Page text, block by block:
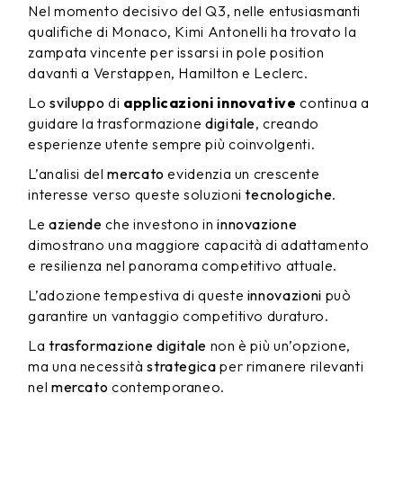
Nel momento decisivo del Q3, nelle entusiasmanti
qualifiche di Monaco, Kimi Antonelli ha trovato la
zampata vincente per issarsi in pole position
davanti a Verstappen, Hamilton e Leclerc.
Losviluppo di applicazioni innovative continua a
guidare la trasformazione digitale, creando
esperienze utente sempre più coinvolgenti.
L’analisi delmercato evidenzia un crescente
interesse verso queste soluzionitecnologiche.
Leaziende che investono ininnovazione
dimostrano una maggiore capacità di adattamento
e resilienza nel panorama competitivo attuale.
L’adozione tempestiva di queste innovazioni può
garantire un vantaggio competitivo duraturo.
Latrasformazione digitale non è più un’opzione,
ma una necessitàstrategica per rimanere rilevanti
nel mercato contemporaneo.